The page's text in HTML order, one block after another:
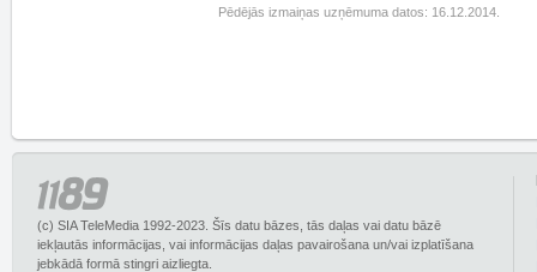
Pēdējās izmaiņas uzņēmuma datos: 16.12.2014.
(c) SIA TeleMedia 1992-2023. Šīs datu bāzes, tās daļas vai datu bāzē
iekļautās informācijas, vai informācijas daļas pavairošana un/vai izplatīšana
jebkādā formā stingri aizliegta.